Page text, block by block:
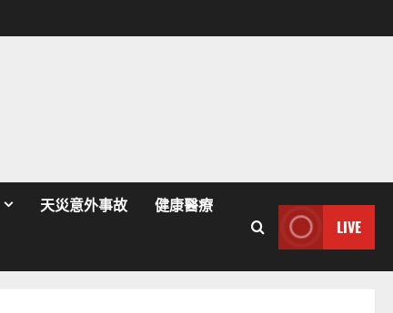
天災意外事故 健康醫療
LIVE